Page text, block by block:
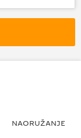
NAORUŽANJE